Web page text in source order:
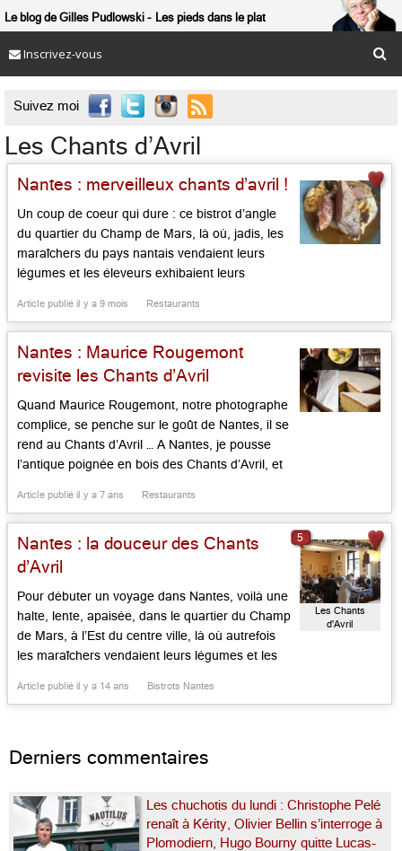
Le blog de Gilles Pudlowski Les pieds dans le plat
Inscrivez-vous
Suivez moi 
Les Chants d’Avril
Nantes : merveilleux chants d’avril !
Un coup de coeur qui dure : ce bistrot d’angle
du quartier du Champ de Mars, là où, jadis, les
maraîchers du pays nantais vendaient leurs
légumes et les éleveurs exhibaient leurs
puis le Vieux Nantes. Ce fut les Chants d’Avril
quand les Avrillaud, venus de […]...
Article publié il y a 9 mois Restaurants
Nantes : Maurice Rougemont
revisite les Chants d’Avril
Quand Maurice Rougemont, notre photographe
complice, se penche sur le goût de Nantes, il se
rend au Chants d’Avril … A Nantes, je pousse
l’antique poignée en bois des Chants d’Avril, et
d’anguilles justes pêchées dans l’Erdre et un
gâteau nantais à sa façon. Les Chants d’Avril 2,
rue […]...
Article publié il y a 7 ans Restaurants
Nantes : la douceur des Chants
d’Avril
Pour débuter un voyage dans Nantes, voilà une
halte, lente, apaisée, dans le quartier du Champ
de Mars, à l’Est du centre ville, là où autrefois
les maraîchers vendaient leurs légumes et les
d’un bistrot comme autrefois. Le lieu se
Article publié il y a 14 ans Bistrots Nantes
Les Chants
d'Avril
5
Derniers commentaires
Les chuchotis du lundi : Christophe Pelé
renaît à Kérity, Olivier Bellin s’interroge à
Plomodiern, Hugo Bourny quitte Lucas-